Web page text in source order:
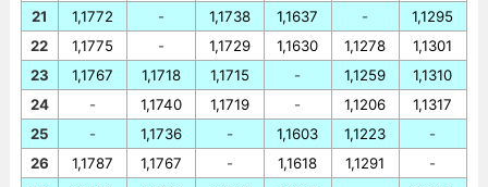
21
22
23
24
25
26
1,1772
1,1775
1,1767
-
-
1,1787
-
-
1,1718
1,1740
1,1736
1,1767
1,1738
1,1729
1,1715
1,1719
-
-
1,1637
1,1630
-
-
1,1603
1,1618
-
1,1278
1,1259
1,1206
1,1223
1,1291
1,1295
1,1301
1,1310
1,1317
-
-